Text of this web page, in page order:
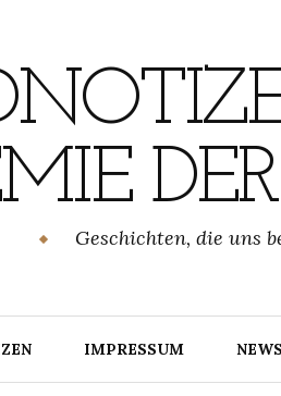
Geschichten, die uns
IMPRESSUM